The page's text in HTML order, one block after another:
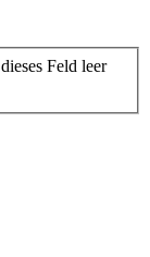
Feld leer